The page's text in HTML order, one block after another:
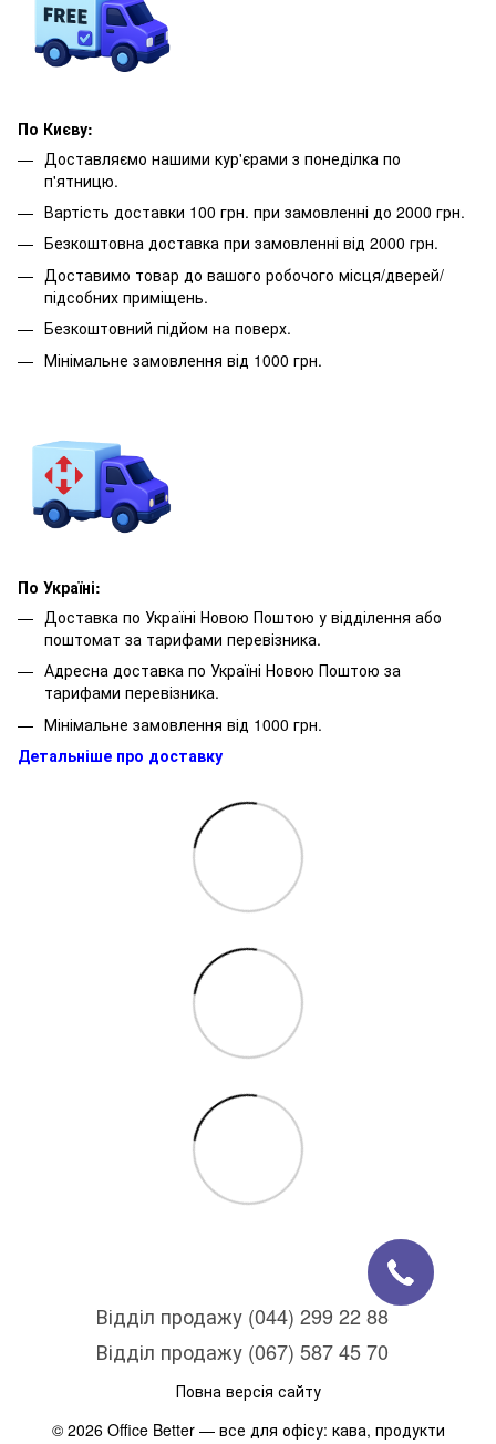
По Києву:
Доставляємо нашими кур'єрами з понеділка по
п'ятницю.
Вартість доставки 100 грн. при замовленні до 2000 грн.
Безкоштовна доставка при замовленні від 2000 грн.
Доставимо товар до вашого робочого місця/дверей/
підсобних приміщень.
Безкоштовний підйом на поверх.
Мінімальне замовлення від 1000 грн.
По Україні:
Доставка по Україні Новою Поштою у відділення або
поштомат за тарифами перевізника.
Адресна доставка по Україні Новою Поштою за
тарифами перевізника.
Мінімальне замовлення від 1000 грн.
Детальніше про доставку
Відділ продажу (044) 299 22 88
Відділ продажу (067) 587 45 70
Повна версія сайту
© 2026 Office Better — все для офісу: кава, продукти